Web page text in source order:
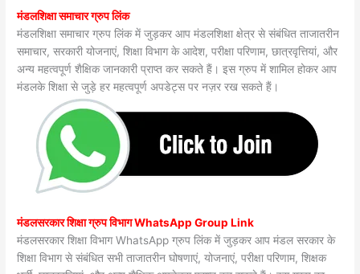
मंडलशिक्षा समाचार ग्रुप लिंक
मंडलशिक्षा समाचार ग्रुप लिंक में जुड़कर आप मंडलशिक्षा क्षेत्र से संबंधित ताजातरीन
समाचार, सरकारी योजनाएं, शिक्षा विभाग के आदेश, परीक्षा परिणाम, छात्रवृत्तियां, और
अन्य महत्वपूर्ण शैक्षिक जानकारी प्राप्त कर सकते हैं। इस ग्रुप में शामिल होकर आप
मंडलके शिक्षा से जुड़े हर महत्वपूर्ण अपडेट्स पर नज़र रख सकते हैं।
मंडलसरकार शिक्षा ग्रुप विभाग WhatsApp Group Link
मंडलसरकार शिक्षा विभाग WhatsApp ग्रुप लिंक में जुड़कर आप मंडल सरकार के
शिक्षा विभाग से संबंधित सभी ताजातरीन घोषणाएं, योजनाएं, परीक्षा परिणाम, शिक्षक